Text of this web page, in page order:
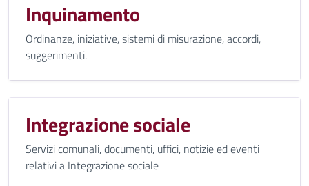
Inquinamento
Ordinanze, iniziative, sistemi di misurazione, accordi,
suggerimenti.
Integrazione sociale
Servizi comunali, documenti, uffici, notizie ed eventi
relativi a Integrazione sociale